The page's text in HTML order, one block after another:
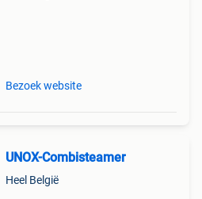
Bezoek website
UNOX-Combisteamer
Heel België